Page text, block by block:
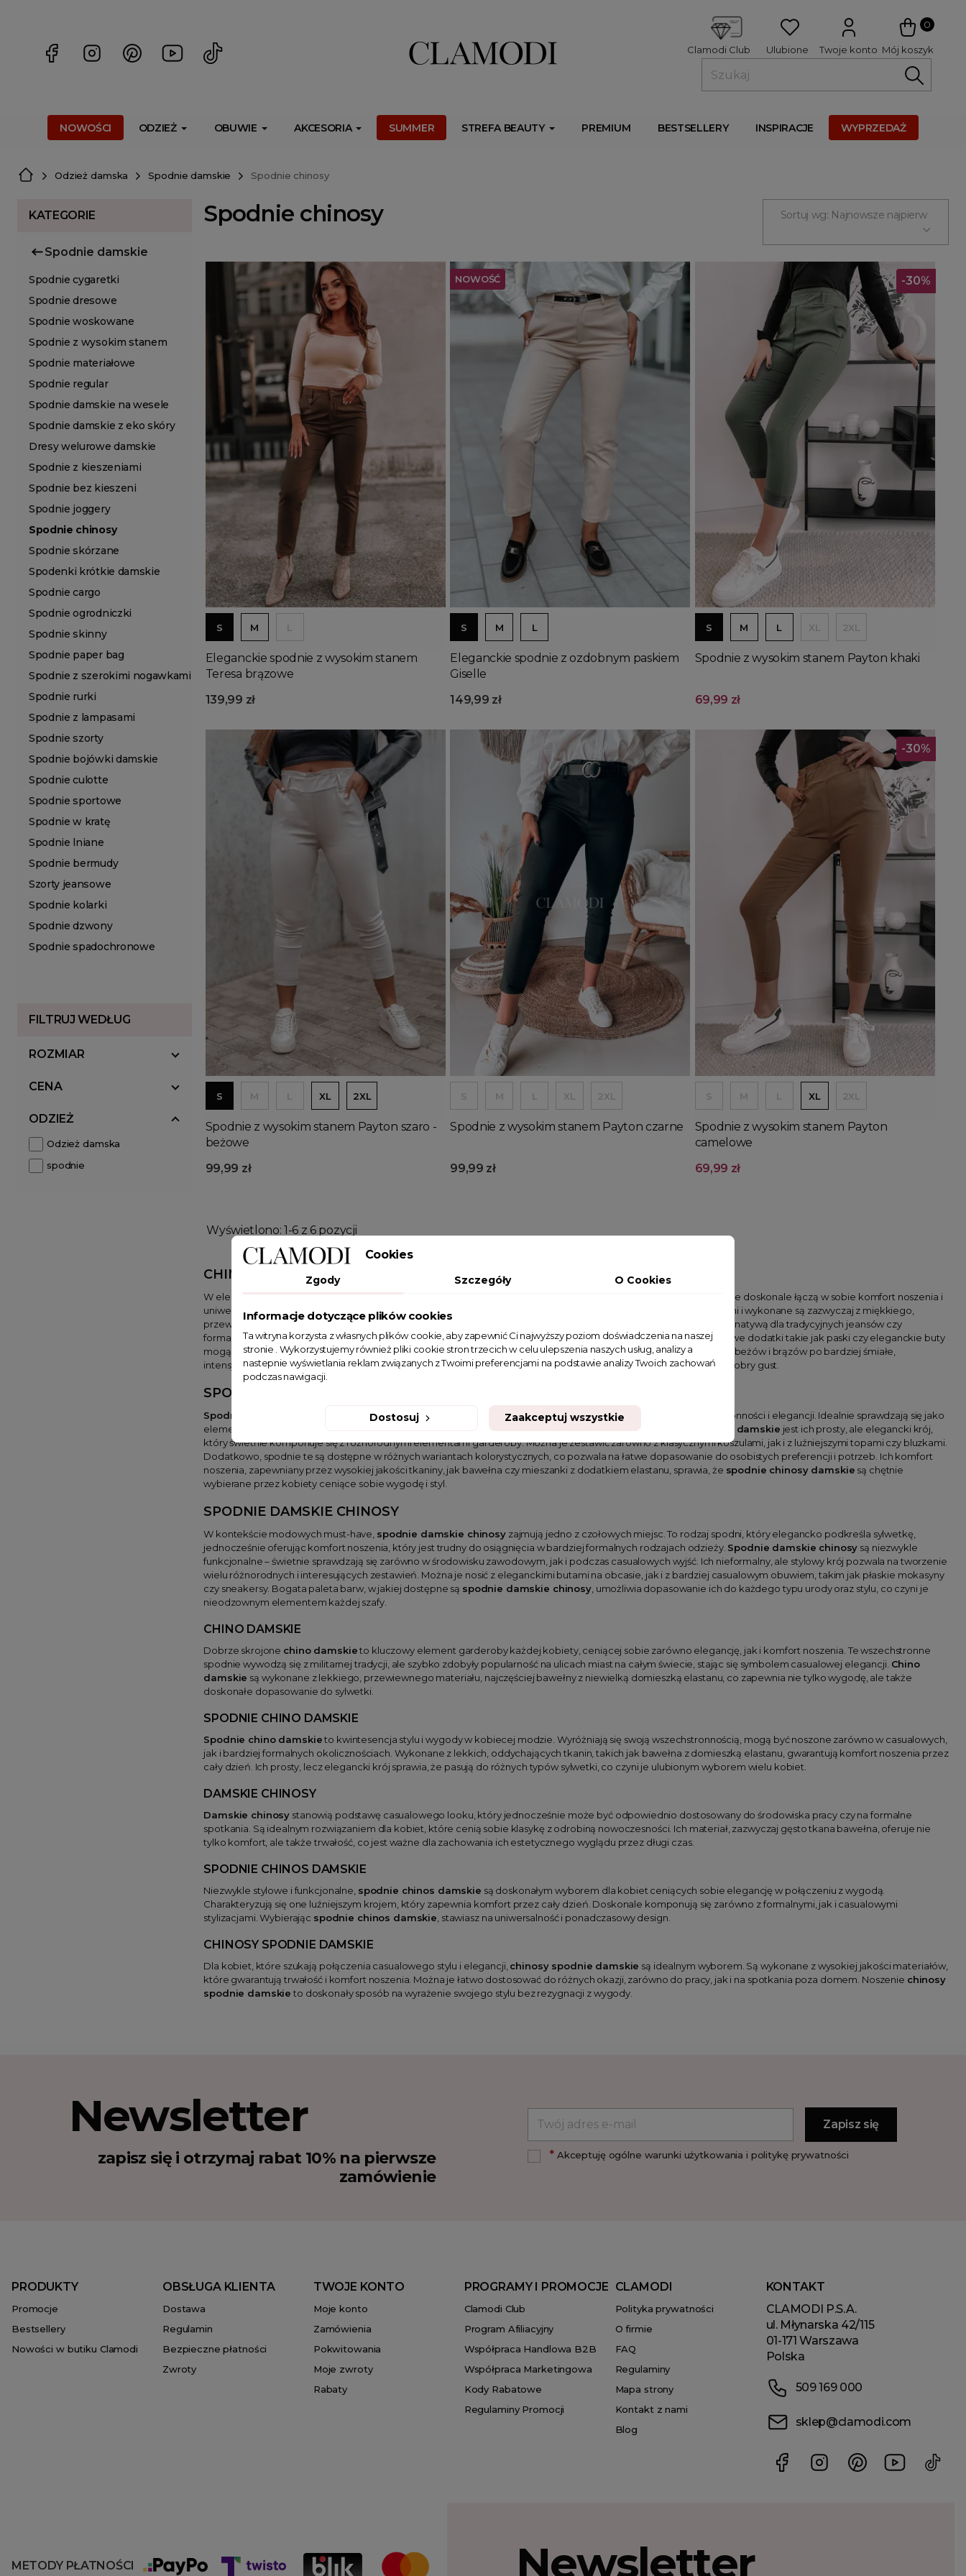
0
Mój koszyk
Twoje konto
Ulubione
Clamodi Club
NOWOŚCI ODZIEŻ OBUWIE AKCESORIA SUMMER STREFA BEAUTY PREMIUM BESTSELLERY INSPIRACJE WYPRZEDAŻ
Odzież damska Spodnie damskie Spodnie chinosy
KATEGORIE
Spodnie damskie
Spodnie cygaretki
Spodnie dresowe
Spodnie woskowane
Spodnie z wysokim stanem
Spodnie materiałowe
Spodnie regular
Spodnie damskie na wesele
Spodnie damskie z eko skóry
Dresy welurowe damskie
Spodnie z kieszeniami
Spodnie bez kieszeni
Spodnie joggery
Spodnie chinosy
Spodnie skórzane
Spodenki krótkie damskie
Spodnie cargo
Spodnie ogrodniczki
Spodnie skinny
Spodnie paper bag
Spodnie z szerokimi nogawkami
Spodnie rurki
Spodnie z lampasami
Spodnie szorty
Spodnie bojówki damskie
Spodnie culotte
Spodnie sportowe
Spodnie w kratę
Spodnie lniane
Spodnie bermudy
Szorty jeansowe
Spodnie kolarki
Spodnie dzwony
Spodnie spadochronowe
FILTRUJ WEDŁUG
ROZMIAR
CENA
ODZIEŻ
Odzież damska
spodnie
Spodnie chinosy Sortuj wg: Najnowsze najpierw
Dodaj do koszyka
S M L
Eleganckie spodnie z wysokim stanem
Teresa brązowe
139,99 zł
Dodaj do koszyka
S M L
Eleganckie spodnie z ozdobnym paskiem
Giselle
149,99 zł
NOWOŚĆ
S M L XL 2XL
Spodnie z wysokim stanem Payton khaki
69,99 zł
-30%
Dodaj do koszyka
S M L XL 2XL
Spodnie z wysokim stanem Payton szaro -
beżowe
99,99 zł
Dodaj do koszyka
Wyprzedany
S M L XL 2XL
Spodnie z wysokim stanem Payton czarne
99,99 zł
S M L XL 2XL
Spodnie z wysokim stanem Payton
camelowe
69,99 zł
-30%
Wyświetlono: 1-6 z 6 pozycji
CHINOSY DAMSKIE
W eleganckiej i jednocześnie casualowej garderobie nie może zabraknąć
. Są to spodnie, które doskonale łączą w sobie komfort noszenia i
uniwersalność, pasując do wielu różnych stylizacji. Chinosy damskie
charakteryzują się lekko zwężanymi nogawkami i wykonane są zazwyczaj z miękkiego,
przewiewnego materiału, co czyni je idealnym wyborem na cieplejsze dni. Dzięki swojej elegancji są doskonałą alternatywą dla tradycyjnych jeansów czy
formalnych spodni. Mogą być noszone zarówno w biurowym środowisku, jak i podczas weekendowych wyjść. Ciekawe dodatki takie jak paski czy eleganckie buty
mogą podnieść ich atrakcyjność, kreując modny i świeży look. Dostępne w szerokiej gamie kolorów, od klasycznych beżów i brązów po bardziej śmiałe,
intensywne barwy,chinosy damskiepozwalają na eksperymentowanie z modą, zachowując przy tym elegancję i dobry gust.
SPODNIE CHINOSY DAMSKIE
Spodnie chinosy damskie
to wyjątkowa kategoria odzieży, która zyskała na popularności dzięki swojej wszechstronności i elegancji. Idealnie sprawdzają się jako
element ubioru do pracy, na uczelnię, a także na mniej formalne okazje. Cechą charakterystyczną
spodnie chinosy damskie jest ich prosty, ale elegancki krój,
który świetnie komponuje się z różnorodnymi elementami garderoby. Można je zestawić zarówno z klasycznymi koszulami, jak i z luźniejszymi topami czy bluzkami.
Dodatkowo, spodnie te są dostępne w różnych wariantach kolorystycznych, co pozwala na łatwe dopasowanie do osobistych preferencji i potrzeb. Ich komfort
noszenia, zapewniany przez wysokiej jakości tkaniny, jak bawełna czy mieszanki z dodatkiem elastanu, sprawia, że spodnie chinosy damskie są chętnie
wybierane przez kobiety ceniące sobie wygodę i styl.
SPODNIE DAMSKIE CHINOSY
W kontekście modowych must-have, spodnie damskie chinosyzajmują jedno z czołowych miejsc. To rodzaj spodni, który elegancko podkreśla sylwetkę,
jednocześnie oferując komfort noszenia, który jest trudny do osiągnięcia w bardziej formalnych rodzajach odzieży. Spodnie damskie chinosy są niezwykle
funkcjonalne – świetnie sprawdzają się zarówno w środowisku zawodowym, jak i podczas casualowych wyjść. Ich nieformalny, ale stylowy krój pozwala na tworzenie
wielu różnorodnych i interesujących zestawień. Można je nosić z eleganckimi butami na obcasie, jak i z bardziej casualowym obuwiem, takim jak płaskie mokasyny
czy sneakersy. Bogata paleta barw, w jakiej dostępne są spodnie damskie chinosy, umożliwia dopasowanie ich do każdego typu urody oraz stylu, co czyni je
nieodzownym elementem każdej szafy.
CHINO DAMSKIE
Dobrze skrojone chino damskieto kluczowy element garderoby każdej kobiety, ceniącej sobie zarówno elegancję, jak i komfort noszenia. Te wszechstronne
spodnie wywodzą się z militarnej tradycji, ale szybko zdobyły popularność na ulicach miast na całym świecie, stając się symbolem casualowej elegancji. Chino
damskie są wykonane z lekkiego, przewiewnego materiału, najczęściej bawełny z niewielką domieszką elastanu, co zapewnia nie tylko wygodę, ale także
doskonałe dopasowanie do sylwetki.
SPODNIE CHINO DAMSKIE
Spodnie chino damskieto kwintesencja stylu i wygody w kobiecej modzie. Wyróżniają się swoją wszechstronnością, mogą być noszone zarówno w casualowych,
jak i bardziej formalnych okolicznościach. Wykonane z lekkich, oddychających tkanin, takich jak bawełna z domieszką elastanu, gwarantują komfort noszenia przez
cały dzień. Ich prosty, lecz elegancki krój sprawia, że pasują do różnych typów sylwetki, co czyni je ulubionym wyborem wielu kobiet.
DAMSKIE CHINOSY
Damskie chinosy stanowią podstawę casualowego looku, który jednocześnie może być odpowiednio dostosowany do środowiska pracy czy na formalne
spotkania. Są idealnym rozwiązaniem dla kobiet, które cenią sobie klasykę z odrobiną nowoczesności. Ich materiał, zazwyczaj gęsto tkana bawełna, oferuje nie
tylko komfort, ale także trwałość, co jest ważne dla zachowania ich estetycznego wyglądu przez długi czas.
SPODNIE CHINOS DAMSKIE
Niezwykle stylowe i funkcjonalne, spodnie chinos damskie są doskonałym wyborem dla kobiet ceniących sobie elegancję w połączeniu z wygodą.
Charakteryzują się one luźniejszym krojem, który zapewnia komfort przez cały dzień. Doskonale komponują się zarówno z formalnymi, jak i casualowymi
stylizacjami. Wybierając spodnie chinos damskie , stawiasz na uniwersalność i ponadczasowy design.
CHINOSY SPODNIE DAMSKIE
Dla kobiet, które szukają połączenia casualowego stylu i elegancji, chinosy spodnie damskie są idealnym wyborem. Są wykonane z wysokiej jakości materiałów,
które gwarantują trwałość i komfort noszenia. Można je łatwo dostosować do różnych okazji, zarówno do pracy, jak i na spotkania poza domem. Noszenie chinosy
spodnie damskie to doskonały sposób na wyrażenie swojego stylu bez rezygnacji z wygody.
Newsletter
zapisz się i otrzymaj rabat 10% na pierwsze
zamówienie
*Akceptuję ogólne warunki użytkowania i politykę prywatności
PRODUKTY
Promocje
Bestsellery
Nowości w butiku Clamodi
OBSŁUGA KLIENTA
Dostawa
Regulamin
Bezpieczne płatności
Zwroty
TWOJE KONTO
Moje konto
Zamówienia
Pokwitowania
Moje zwroty
Rabaty
PROGRAMY I PROMOCJE
Clamodi Club
Program Afiliacyjny
Współpraca Handlowa B2B
Współpraca Marketingowa
Kody Rabatowe
Regulaminy Promocji
CLAMODI
Polityka prywatności
O firmie
FAQ
Regulaminy
Mapa strony
Kontakt z nami
Blog
KONTAKT
CLAMODI P.S.A.
ul. Młynarska 42/115
01-171 Warszawa
Polska
509 169 000
sklep@clamodi.com
METODY PŁATNOŚCI Newsletter
Cookies
Zgody Szczegóły O Cookies
Informacje dotyczące plików cookies
Ta witryna korzysta z własnych plików cookie, aby zapewnić Ci najwyższy poziom doświadczenia na naszej
stronie . Wykorzystujemy również pliki cookie stron trzecich w celu ulepszenia naszych usług, analizy a
nastepnie wyświetlania reklam związanych z Twoimi preferencjami na podstawie analizy Twoich zachowań
podczas nawigacji.
Dostosuj Zaakceptuj wszystkie